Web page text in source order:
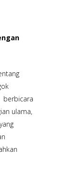
berbicara
ulama,